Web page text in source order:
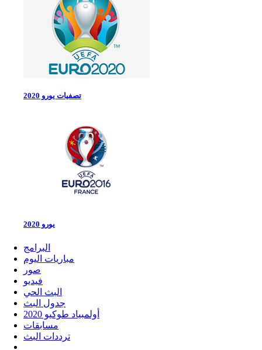
تصفيات يورو 2020
يورو 2020
البرامج
مباريات اليوم
صور
فيديو
البث الحي
جدول البث
أولمبياد طوكيو 2020
مسابقات
ترددات البث